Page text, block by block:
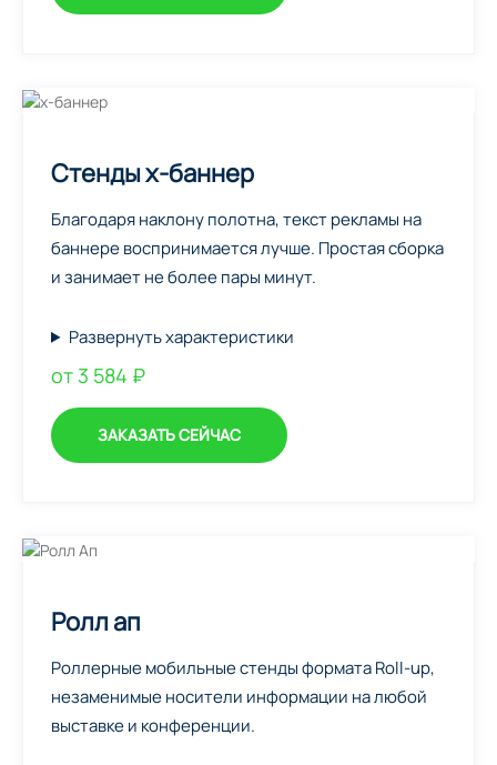
Стенды х-баннер
Благодаря наклону полотна, текст рекламы на
баннере воспринимается лучше. Простая сборка
и занимает не более пары минут.
Развернуть характеристики
от 3 584 ₽
ЗАКАЗАТЬ СЕЙЧАС
Ролл ап
Роллерные мобильные стенды формата Roll-up,
незаменимые носители информации на любой
выставке и конференции.